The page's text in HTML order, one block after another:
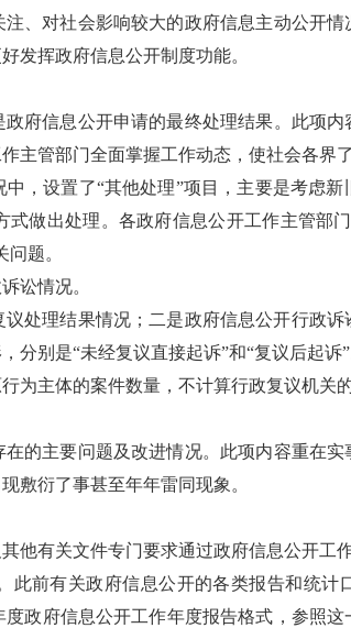
、对社会影响较大的政府信息主动公开
发挥政府信息公开制度功能。
府信息公开申请的最终处理结果。此项
主管部门全面掌握工作动态，使社会各界
，设置了“其他处理”项目，主要是考虑
做出处理。各政府信息公开工作主管部
题。
讼情况。
处理结果情况；二是政府信息公开行政
别是“未经复议直接起诉”和“复议后起诉”
为主体的案件数量，不计算行政复议机关的
的主要问题及改进情况。此项内容重在
敷衍了事甚至年年雷同现象。
他有关文件专门要求通过政府信息公开工
前有关政府信息公开的各类报告和统计
政府信息公开工作年度报告格式，参照